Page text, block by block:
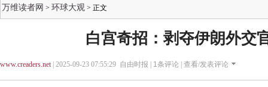
万维读者网 > 环球大观 > 正文
白宫奇招：剥夺伊朗外交
www.creaders.net| 2025-09-23 07:55:29 自由时报 | 1条评论 | 查看/发表评论